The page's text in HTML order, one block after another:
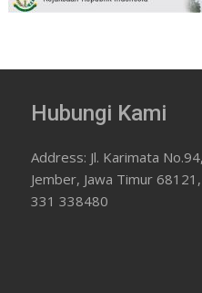
Hubungi Kami
Address: Jl. Karimata
Jember, Jawa Timur
331 338480